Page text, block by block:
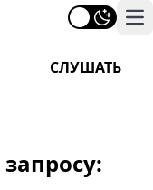
СЛУШАТЬ